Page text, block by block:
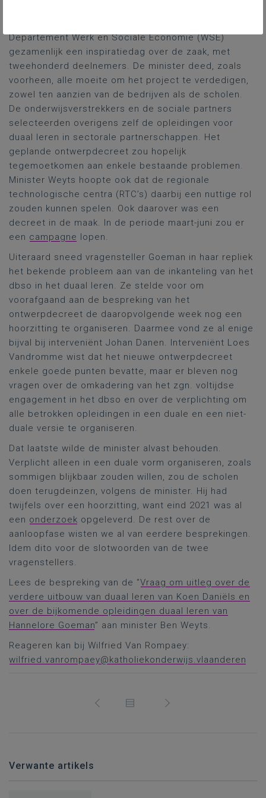
Departement Werk en Sociale Economie (WSE)
gezamenlijk een inspiratiedag over de zaak, met
tweehonderd deelnemers. De minister deed, zoals
voorheen, alle moeite om het project te verdedigen,
zowel ten aanzien van de bedrijven als de scholen.
De onderwijsverstrekkers en de sociale partners
selecteerden overigens zelf de opleidingen voor
duaal leren in sectorale partnerschappen. Het
geplande ontwerpdecreet zou hopelijk
tegemoetkomen aan enkele bestaande problemen.
Minister Weyts hoopte ook dat de regionale
technologische centra (RTC’s) daarbij een nuttige rol
zouden kunnen spelen. Ook daarover was een
decreet in de maak. In de periode maart-juni zou er
een campagne lopen.
Uiteraard sneed vragensteller Goeman in haar repliek
het bekende probleem aan van de inkanteling van het
dbso in het duaal leren. Ze stelde voor om
voorafgaand aan de bespreking van het
ontwerpdecreet de daaropvolgende week nog een
hoorzitting te organiseren. Daarmee vond ze al enige
bijval bij interveniënt Johan Danen. Interveniënt Loes
Vandromme wist dat het nieuwe ontwerpdecreet
enkele goede punten bevatte, maar er bleven nog
vragen over de omkadering van het zgn. voltijdse
engagement in het dbso en over de verplichting om
alle betrokken opleidingen in een duale en een niet-
duale versie te organiseren.
Dat laatste wilde de minister alvast behouden.
Verplicht alleen in een duale vorm organiseren, zoals
sommigen blijkbaar zouden willen, zou de scholen
doen terugdeinzen, volgens de minister. Hij had
twijfels over een hoorzitting, want eind 2021 was al
een onderzoek opgeleverd. De rest over de
aanloopfase wisten we al van eerdere besprekingen.
Idem dito voor de slotwoorden van de twee
vragenstellers.
Lees de bespreking van de “Vraag om uitleg over de
verdere uitbouw van duaal leren van Koen Daniëls en
over de bijkomende opleidingen duaal leren van
Hannelore Goeman” aan minister Ben Weyts.
Reageren kan bij Wilfried Van Rompaey:
wilfried.vanrompaey@katholiekonderwijs.vlaanderen
Verwante artikels